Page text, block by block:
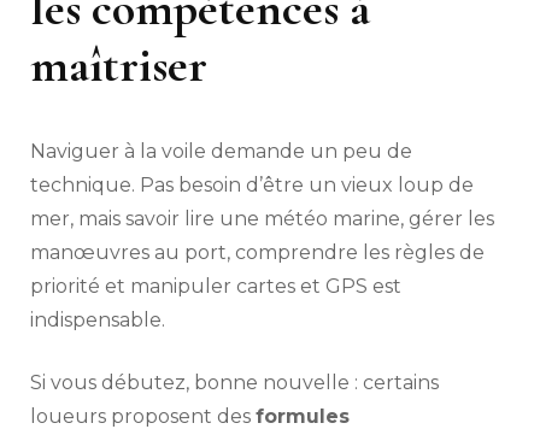
maîtriser
Naviguer à la voile demande un peu de
technique. Pas besoin d’être un vieux loup de
mer, mais savoir lire une météo marine, gérer les
manœuvres au port, comprendre les règles de
priorité et manipuler cartes et GPS est
indispensable.
Si vous débutez, bonne nouvelle : certains
loueurs proposent des formules